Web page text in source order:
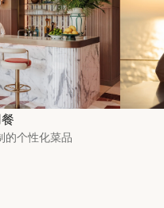
的个性化菜品